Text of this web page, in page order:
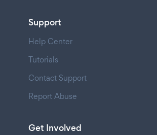
Support
Help Center
Tutorials
Contact Support
Report Abuse
Get Involved